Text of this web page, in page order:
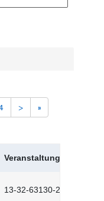
> »
Veranstaltungskürzel
13-32-63130-2601